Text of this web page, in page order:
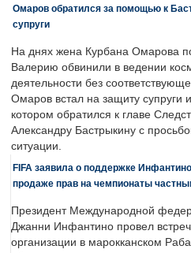
Омаров обратился за помощью к
супруги
На днях жена Курбана Омарова
Валерию обвинили в ведении
деятельности без
Омаров встал на защиту супруги
котором обратился к главе
Александру Бастрыкину с
ситуации.
FIFA заявила о поддержке
продаже прав на чемпионаты
Президент Международной
Джанни Инфантино провел
организации в марокканском